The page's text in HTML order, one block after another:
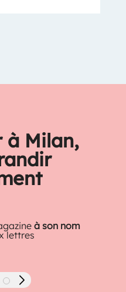
à Milan,
à son nom
lettres
Suivant